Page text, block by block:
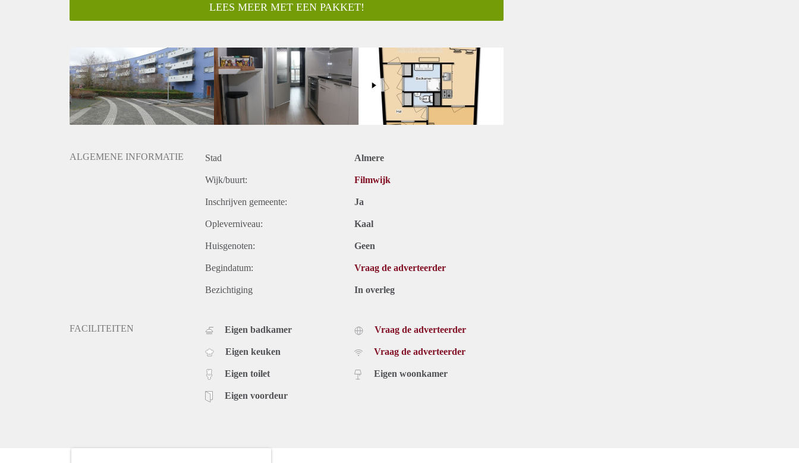
Borg: 1 Maand
Huisdieren toegestaan: Afhankelijk van de Eigenaar
Huurtoeslag grens: Nee
Geschikt voor studenten: Afhankelijk van de Eigenaar
LEES MEER MET EEN PAKKET!
ALGEMENE INFORMATIE Stad Almere
Wijk/buurt: Filmwijk
Inschrijven gemeente: Ja
Opleverniveau: Kaal
Huisgenoten: Geen
Begindatum: Vraag de adverteerder
Bezichtiging In overleg
FACILITEITEN Eigen badkamer
Eigen keuken
Eigen toilet
Eigen voordeur
Vraag de adverteerder
Vraag de adverteerder
Eigen woonkamer